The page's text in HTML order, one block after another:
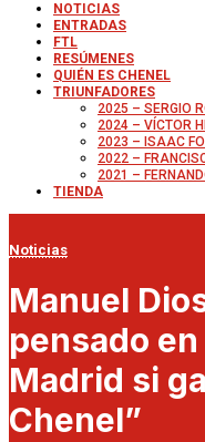
NOTICIAS
ENTRADAS
FTL
RESÚMENES
QUIÉN ES CHENEL
TRIUNFADORES
2025 – SERGIO
2024 – VÍCTOR
2023 – ISAAC
2022 –
2021 –
TIENDA
Noticias
Manuel
pensado
Madrid si
Chenel”